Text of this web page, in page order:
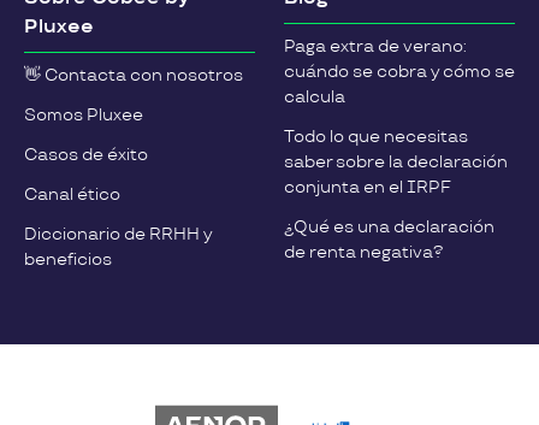
Pluxee
👋 Contacta con nosotros
Somos Pluxee
Casos de éxito
Canal ético
Diccionario de RRHH y
beneficios
Paga extra de verano:
cuándo se cobra y cómo se
calcula
Todo lo que necesitas
saber sobre la declaración
conjunta en el IRPF
¿Qué es una declaración
de renta negativa?